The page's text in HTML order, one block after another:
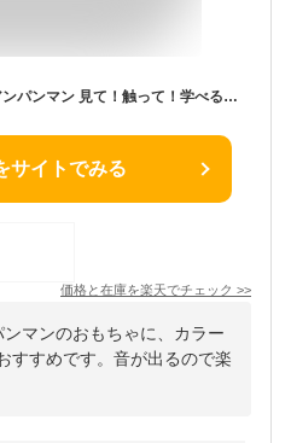
【送料無料】【あす楽対応】アンパンマン 見て！触って！学べるあいうえお カラーナビキッズタブレット アンパンマン おもちゃ こども 子供 知育 勉強 2歳 知育玩具 女の子 プレゼント 男の子 プレゼント 誕生日 プレゼント アガツマ
サイトでみる
価格と在庫を楽天でチェック >>
マンのおもちゃに、カラー
すすめです。音が出るので楽